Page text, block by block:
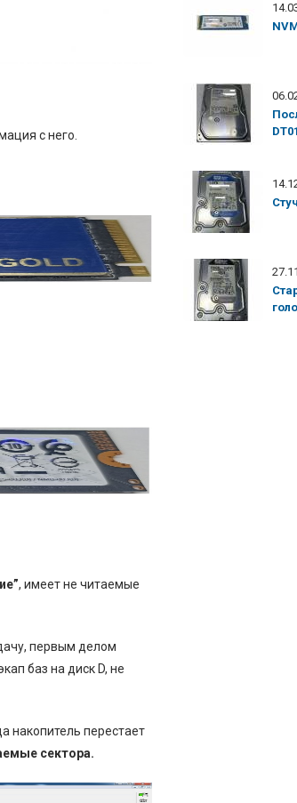
с него.
, имеет не читаемые
первым делом
баз на диск D, не
накопитель перестает
сектора.